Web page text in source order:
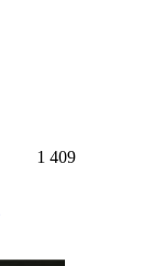
1 409